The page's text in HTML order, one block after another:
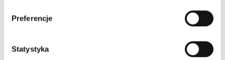
Preferencje
Statystyka